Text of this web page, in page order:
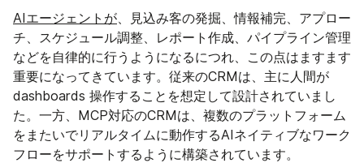
AIエージェントが 、見込み客の発掘、情報補完、アプロー
チ、スケジュール調整、レポート作成、パイプライン管理
などを自律的に行うようになるにつれ、この点はますます
重要になってきています。従来のCRMは、主に人間が
dashboards 操作することを想定して設計されていまし
た。一方、MCP対応のCRMは、複数のプラットフォーム
をまたいでリアルタイムに動作するAIネイティブなワーク
フローをサポートするように構築されています。